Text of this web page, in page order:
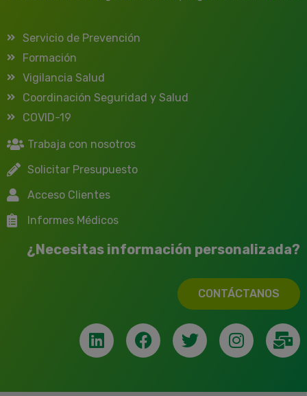
Servicio de Prevención
Formación
Vigilancia Salud
Coordinación Seguridad y Salud
COVID-19
Trabaja con nosotros
Solicitar Presupuesto
Acceso Clientes
Informes Médicos
¿Necesitas información personalizada?
CONTÁCTANOS